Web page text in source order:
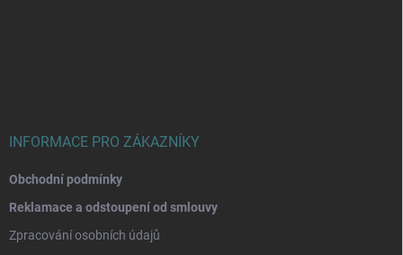
INFORMACE PRO ZÁKAZNÍKY
Obchodní podmínky
Reklamace a odstoupení od smlouvy
Zpracování osobních údajů